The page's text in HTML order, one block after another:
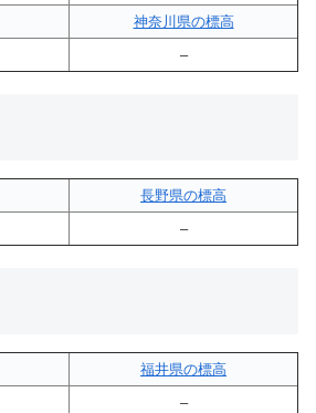
神奈川県の標高
–
長野県の標高
–
福井県の標高
–